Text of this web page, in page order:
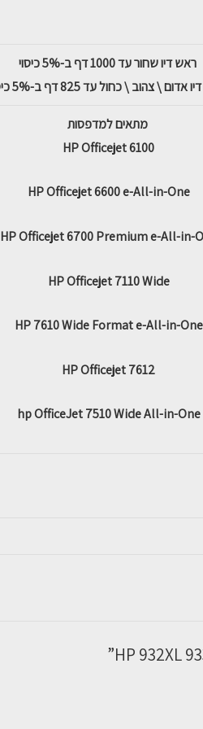
ראש דיו שחור עד 1000 דף ב-5% כיסוי
\ צהוב \ כחול עד 825 דף ב-5% כיסוי
מתאים למדפסות
HP Officejet 6100
HP Officejet 6600 e-All-in-One
HP Officejet 6700 Premium e-All-in-
HP Officejet 7110 Wide
HP 7610 Wide Format e-All-in-One
HP Officejet 7612
hp OfficeJet 7510 Wide All-in-One